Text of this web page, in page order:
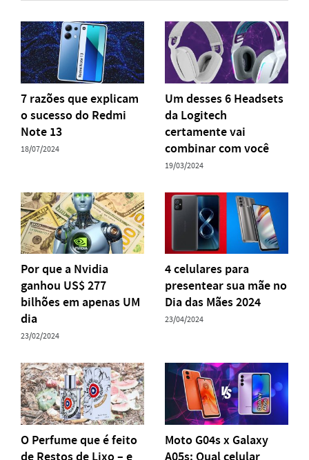
7 razões que explicam
o sucesso do Redmi
Note 13
18/07/2024
Um desses 6 Headsets
da Logitech
certamente vai
combinar com você
19/03/2024
Por que a Nvidia
ganhou US$ 277
bilhões em apenas UM
dia
23/02/2024
4 celulares para
presentear sua mãe no
Dia das Mães 2024
23/04/2024
O Perfume que é feito
de Restos de Lixo – e
Moto G04s x Galaxy
A05s: Qual celular